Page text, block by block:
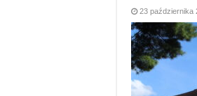
23 października